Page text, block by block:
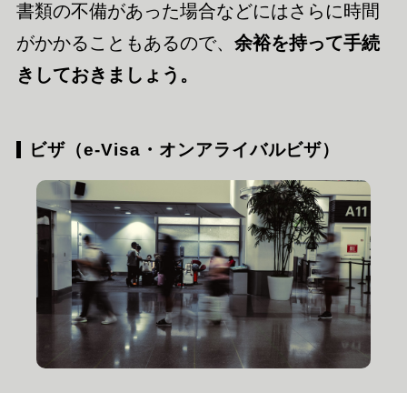
書類の不備があった場合などにはさらに時間
がかかることもあるので、 余裕を持って手続
きしておきましょう。
ビザ（e-Visa・オンアライバルビザ）